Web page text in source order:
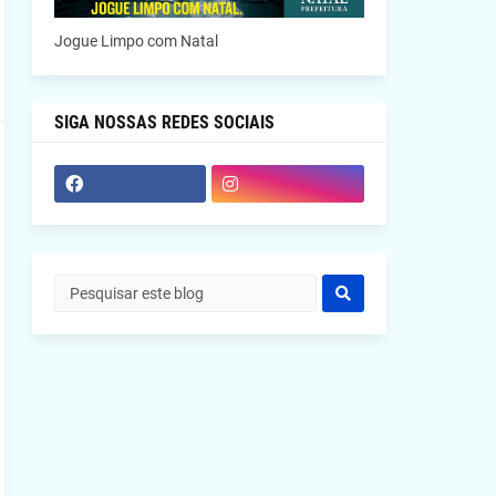
Jogue Limpo com Natal
SIGA NOSSAS REDES SOCIAIS